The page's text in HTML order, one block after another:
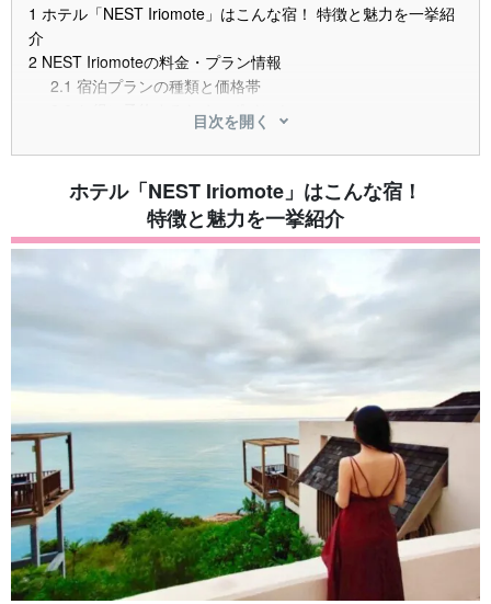
1 ホテル「NEST Iriomote」はこんな宿！ 特徴と魅力を一挙紹
介
2 NEST Iriomoteの料金・プラン情報
2.1 宿泊プランの種類と価格帯
お得に予約するためのポイント
NEST Iriomoteへのアクセス方法
3.1石垣島からのフェリーでの行き方
上原港・大原港からホテルまでの移動
実際に泊まった人の口コミ・レビュー
部屋・設備の評判
4.2食事・朝食の口コミ
NEST Iriomoteで楽しめるアクティビティ
6NEST Iriomote周辺の観光スポット
6.1Yubu Island (Hiroshima-Nagoya Island)
6.2Pinaisara Falls
6.3Nakama River Mangrove Cruise
7 西表島のおすすめヴィラ・ホテル4選
7.1
Luana mele iriomote
7.2tinnkära
7.3Nonpura Vacation Villa Iriomote
7.4 Villa Unarizaki
目次を開く
ホテル「NEST Iriomote」はこんな宿！
特徴と魅力を一挙紹介